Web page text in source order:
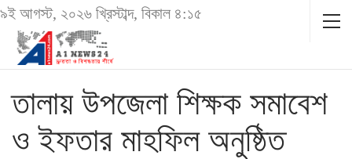
৯ই আগস্ট, ২০২৬ খ্রিস্টাব্দ, বিকাল ৪:১৫
তালায় উপজেলা শিক্ষক সমাবেশ
ও ইফতার মাহফিল অনুষ্ঠিত